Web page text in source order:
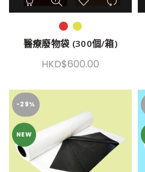
醫療廢物袋 (300個/箱)
HKD$600.00
-29%
NEW